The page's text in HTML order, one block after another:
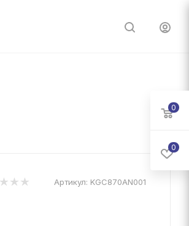
Артикул: KGC870AN001
0
0